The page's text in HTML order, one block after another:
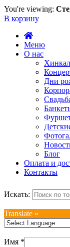
You're viewing:
В корзину
Меню
О нас
Дни
Блог
Оплата и
Контакты
Искать:
Translate »
Имя *